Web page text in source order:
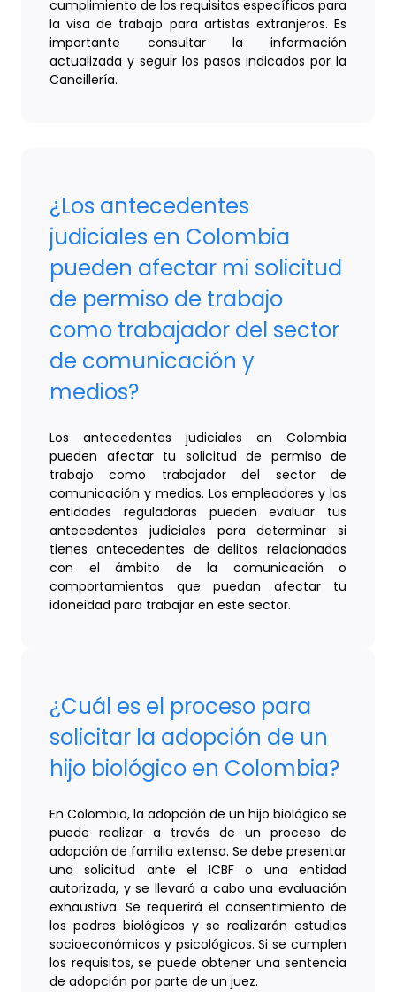
cumplimiento de los requisitos específicos para
la visa de trabajo para artistas extranjeros. Es
importante consultar la información
actualizada y seguir los pasos indicados por la
Cancillería.
¿Los antecedentes
judiciales en Colombia
pueden afectar mi solicitud
de permiso de trabajo
como trabajador del sector
de comunicación y
medios?
Los antecedentes judiciales en Colombia
pueden afectar tu solicitud de permiso de
trabajo como trabajador del sector de
comunicación y medios. Los empleadores y las
entidades reguladoras pueden evaluar tus
antecedentes judiciales para determinar si
tienes antecedentes de delitos relacionados
con el ámbito de la comunicación o
comportamientos que puedan afectar tu
idoneidad para trabajar en este sector.
¿Cuál es el proceso para
solicitar la adopción de un
hijo biológico en Colombia?
En Colombia, la adopción de un hijo biológico se
puede realizar a través de un proceso de
adopción de familia extensa. Se debe presentar
una solicitud ante el ICBF o una entidad
autorizada, y se llevará a cabo una evaluación
exhaustiva. Se requerirá el consentimiento de
los padres biológicos y se realizarán estudios
socioeconómicos y psicológicos. Si se cumplen
los requisitos, se puede obtener una sentencia
de adopción por parte de un juez.